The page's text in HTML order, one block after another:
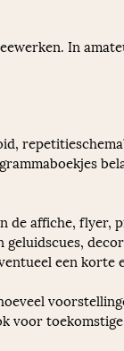
In
de affiche, flyer,
geluidscues,
een korte
voor